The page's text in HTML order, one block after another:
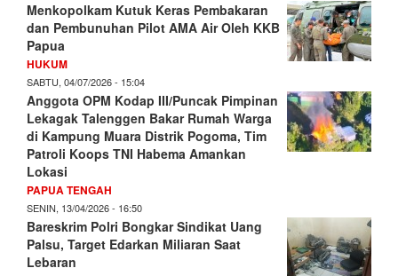
Menkopolkam Kutuk Keras Pembakaran
dan Pembunuhan Pilot AMA Air Oleh KKB
Papua
HUKUM
SABTU, 04/07/2026 - 15:04
Anggota OPM Kodap III/Puncak Pimpinan
Lekagak Talenggen Bakar Rumah Warga
di Kampung Muara Distrik Pogoma, Tim
Patroli Koops TNI Habema Amankan
Lokasi
PAPUA TENGAH
SENIN, 13/04/2026 - 16:50
Bareskrim Polri Bongkar Sindikat Uang
Palsu, Target Edarkan Miliaran Saat
Lebaran